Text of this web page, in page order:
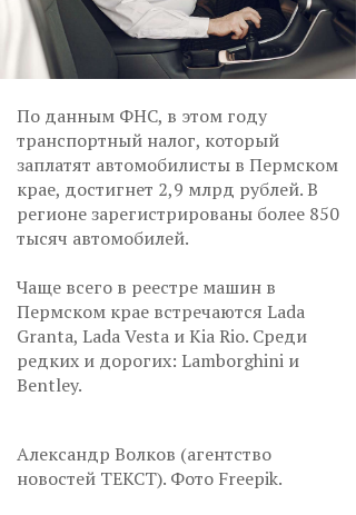
По данным ФНС, в этом году
транспортный налог, который
заплатят автомобилисты в Пермском
крае, достигнет 2,9 млрд рублей. В
регионе зарегистрированы более 850
тысяч автомобилей.
Чаще всего в реестре машин в
Пермском крае встречаются Lada
Granta, Lada Vesta и Kia Rio. Среди
редких и дорогих: Lamborghini и
Bentley.
Александр Волков (агентство
новостей ТЕКСТ). Фото Freepik.